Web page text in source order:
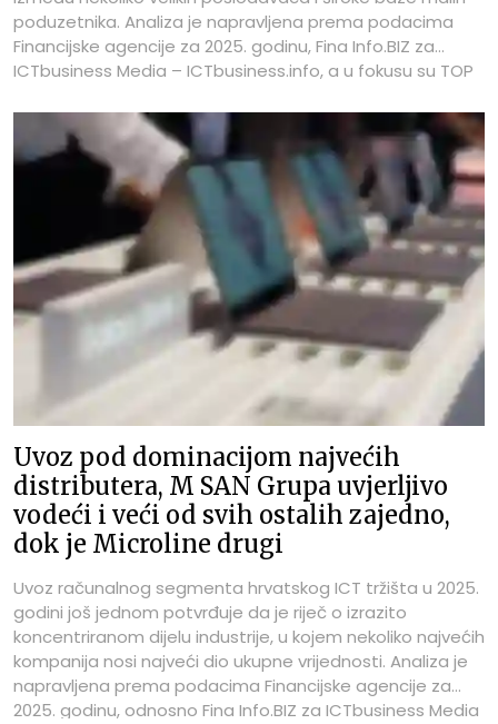
poduzetnika. Analiza je napravljena prema podacima
Financijske agencije za 2025. godinu, Fina Info.BIZ za
ICTbusiness Media – ICTbusiness.info, a u fokusu su TOP
računala. Na vrhu ljestvice nalazi se IBM Hrvatska s 411
zaposlenih, čime zadržava poziciju najvećeg poslodavca
u ovoj skupini, iako je broj zaposlenih smanjen u odnosu
na 443 u 2024. i 457 u 2023. godini. Drugo mjesto drži M
SAN Grupa s 217 zaposlenih, odnosno 29 manje nego
godinu prije, ali i dalje znatno više nego 2021. kada je
imala 143 zaposlenih. Treći je ALTPRO s 200 zaposlenih,
gotovo na istoj razini kao 2024., kada je imao 201
zaposlenog, ali osjetno iznad 139 zaposlenih iz 2021.
Uvoz pod dominacijom najvećih
distributera, M SAN Grupa uvjerljivo
vodeći i veći od svih ostalih zajedno,
dok je Microline drugi
Uvoz računalnog segmenta hrvatskog ICT tržišta u 2025.
godini još jednom potvrđuje da je riječ o izrazito
koncentriranom dijelu industrije, u kojem nekoliko najvećih
kompanija nosi najveći dio ukupne vrijednosti. Analiza je
napravljena prema podacima Financijske agencije za
2025. godinu, odnosno Fina Info.BIZ za ICTbusiness Media